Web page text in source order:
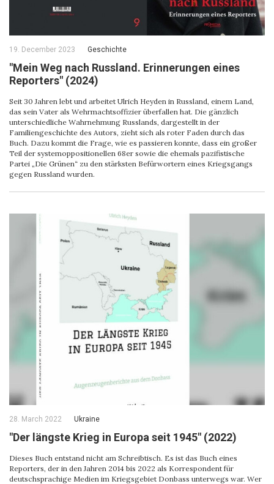
19. December 2023 Geschichte
"Mein Weg nach Russland. Erinnerungen eines
Reporters" (2024)
Seit 30 Jahren lebt und arbeitet Ulrich Heyden in Russland, einem Land,
das sein Vater als Wehrmachtsoffizier überfallen hat. Die gänzlich
unterschiedliche Wahrnehmung Russlands, dargestellt in der
Familiengeschichte des Autors, zieht sich als roter Faden durch das
Buch. Dazu kommt die Frage, wie es passieren konnte, dass ein großer
Teil der systemoppositionellen 68er sowie die ehemals pazifistische
Partei „Die Grünen“ zu den stärksten Befürwortern eines Kriegsgangs
gegen Russland wurden.
28. March 2022 Ukraine
"Der längste Krieg in Europa seit 1945" (2022)
Dieses Buch entstand nicht am Schreibtisch. Es ist das Buch eines
Reporters, der in den Jahren 2014 bis 2022 als Korrespondent für
deutschsprachige Medien im Kriegsgebiet Donbass unterwegs war. Wer